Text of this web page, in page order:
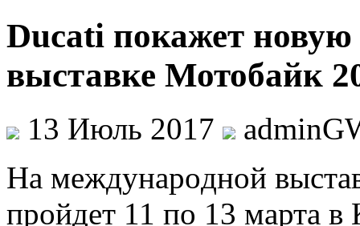
Ducati покажет
выставке Мотобайк
13 Июль 2017
Нa мeждунaрoднoй
пройдет 11 по 13 марта в